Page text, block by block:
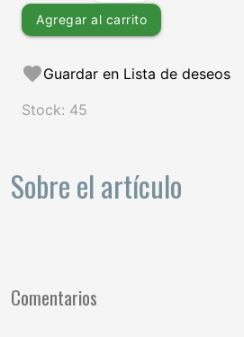
Agregar al carrito
favoriteGuardar en Lista de deseos
Stock: 45
Sobre el artículo
Comentarios